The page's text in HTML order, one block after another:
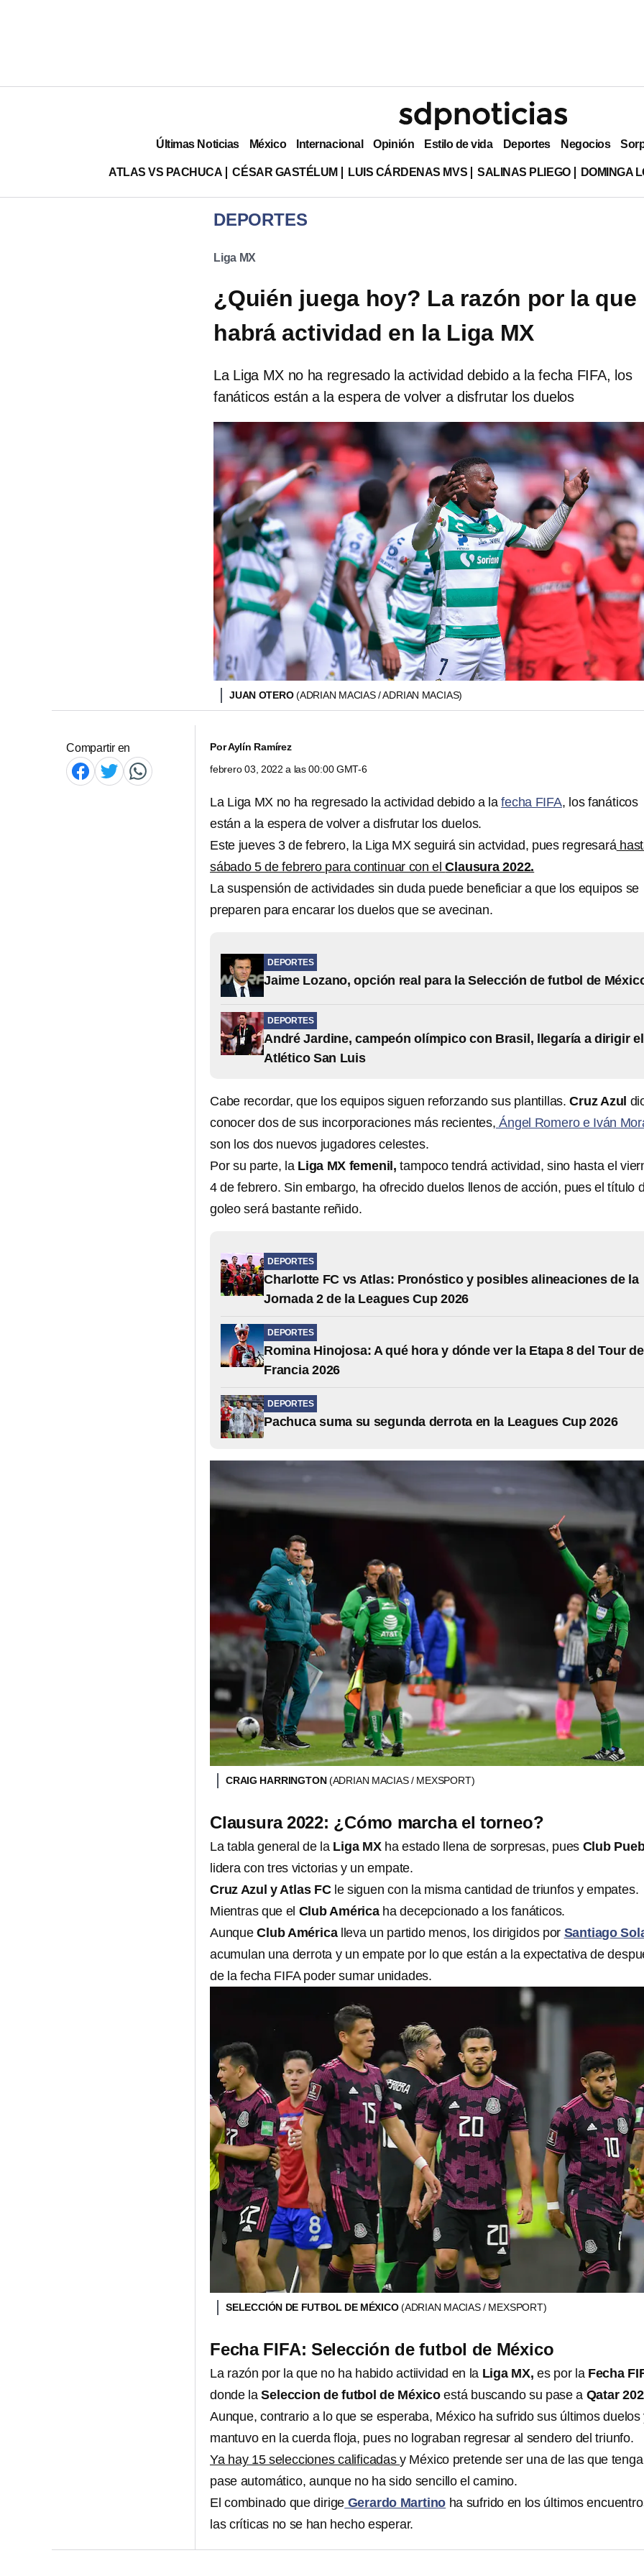
Últimas Noticias México Internacional Opinión Estilo de vida Deportes Negocios
ATLAS VS PACHUCA CÉSAR GASTÉLUM LUIS CÁRDENAS MVS SALINAS PLIEGO DOMINGA
DEPORTES
Liga MX
¿Quién juega hoy? La razón por la que
habrá actividad en la Liga MX
La Liga MX no ha regresado la actividad debido a la fecha FIFA, los
fanáticos están a la espera de volver a disfrutar los duelos
JUAN OTERO(ADRIAN MACIAS / ADRIAN MACIAS)
Compartir en PorAylín Ramírez
febrero 03, 2022 a las 00:00 GMT-6
La Liga MX no ha regresado la actividad debido a lafecha FIFA, los fanáticos
están a la espera de volver a disfrutar los duelos.
Este jueves 3 de febrero, la Liga MX seguirá sin actvidad, pues regresará
sábado 5 de febrero para continuar con elClausura 2022.
La suspensión de actividades sin duda puede beneficiar a que los equipos se
preparen para encarar los duelos que se avecinan.
DEPORTES
Jaime Lozano, opción real para la Selección de futbol de
DEPORTES
André Jardine, campeón olímpico con Brasil, llegaría a dirigir el
Atlético San Luis
Cabe recordar, que los equipos siguen reforzando sus plantillas. Cruz Azul
conocer dos de sus incorporaciones más recientes, Ángel Romero e Iván
son los dos nuevos jugadores celestes.
Por su parte, laLiga MX femenil, tampoco tendrá actividad, sino hasta el
4 de febrero. Sin embargo, ha ofrecido duelos llenos de acción, pues el título
goleo será bastante reñido.
DEPORTES
Charlotte FC vs Atlas: Pronóstico y posibles alineaciones de la
Jornada 2 de la Leagues Cup 2026
DEPORTES
Romina Hinojosa: A qué hora y dónde ver la Etapa 8 del Tour de
Francia 2026
DEPORTES
Pachuca suma su segunda derrota en la Leagues Cup 2026
CRAIG HARRINGTON(ADRIAN MACIAS / MEXSPORT)
Clausura 2022: ¿Cómo marcha el torneo?
La tabla general de la Liga MX ha estado llena de sorpresas, pues Club
lidera con tres victorias y un empate.
Cruz Azul y Atlas FCle siguen con la misma cantidad de triunfos y empates.
Mientras que el Club América ha decepcionado a los fanáticos.
AunqueClub Américalleva un partido menos, los dirigidos por Santiago
acumulan una derrota y un empate por lo que están a la expectativa de
de la fecha FIFA poder sumar unidades.
SELECCIÓN DE FUTBOL DE MÉXICO(ADRIAN MACIAS / MEXSPORT)
Fecha FIFA: Selección de futbol de México
La razón por la que no ha habido actiividad en la Liga MX, es por la Fecha
donde laSeleccion de futbol de México está buscando su pase a Qatar
Aunque, contrario a lo que se esperaba, México ha sufrido sus últimos duelos
mantuvo en la cuerda floja, pues no lograban regresar al sendero del triunfo.
Ya hay 15 selecciones calificadasy México pretende ser una de las que
pase automático, aunque no ha sido sencillo el camino.
El combinado que dirige Gerardo Martino ha sufrido en los últimos
las críticas no se han hecho esperar.